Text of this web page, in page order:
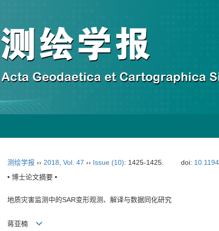
测绘学报 ›› 2018 Vol. 47 ›› Issue (10): 1425-1425. doi:
• 博士论文摘要 •
地质灾害监测中的SAR变形观测、解译与数据同化研究
蒋亚楠